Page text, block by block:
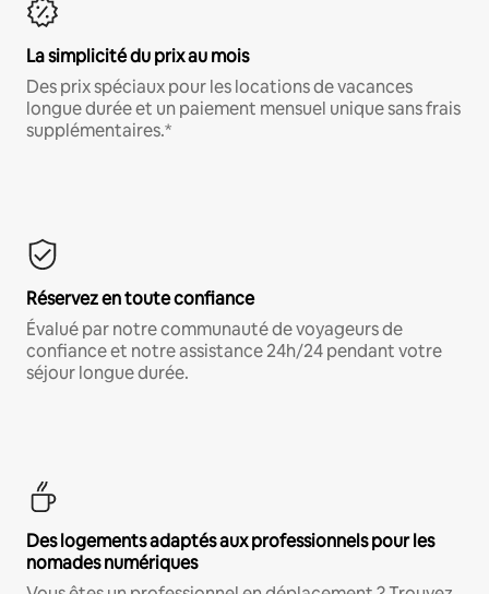
La simplicité du prix au mois
Des prix spéciaux pour les locations de vacances
longue durée et un paiement mensuel unique sans frais
supplémentaires.*
Réservez en toute confiance
Évalué par notre communauté de voyageurs de
confiance et notre assistance 24h/24 pendant votre
séjour longue durée.
Des logements adaptés aux professionnels pour les
nomades numériques